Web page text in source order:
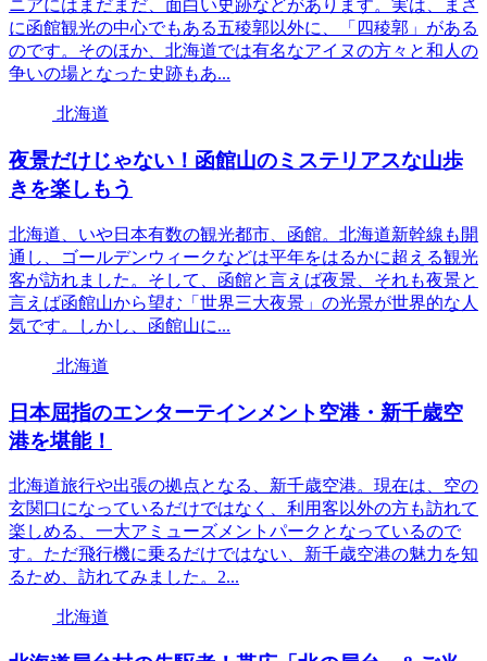
ニアにはまだまだ、面白い史跡などがあります。実は、まさ
に函館観光の中心でもある五稜郭以外に、「四稜郭」がある
のです。そのほか、北海道では有名なアイヌの方々と和人の
争いの場となった史跡もあ...
北海道
夜景だけじゃない！函館山のミステリアスな山歩
きを楽しもう
北海道、いや日本有数の観光都市、函館。北海道新幹線も開
通し、ゴールデンウィークなどは平年をはるかに超える観光
客が訪れました。そして、函館と言えば夜景、それも夜景と
言えば函館山から望む「世界三大夜景」の光景が世界的な人
気です。しかし、函館山に...
北海道
日本屈指のエンターテインメント空港・新千歳空
港を堪能！
北海道旅行や出張の拠点となる、新千歳空港。現在は、空の
玄関口になっているだけではなく、利用客以外の方も訪れて
楽しめる、一大アミューズメントパークとなっているので
す。ただ飛行機に乗るだけではない、新千歳空港の魅力を知
るため、訪れてみました。2...
北海道